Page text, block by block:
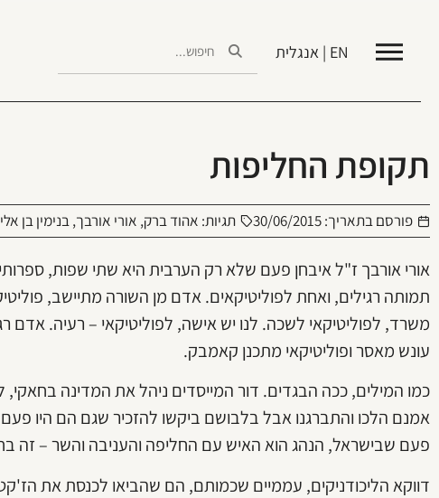
EN | אנגלית
תקופת החליפות
פורסם בתאריך:30/06/2015 תגיות: אהוד ברק, אורי אורבך,בנימין בן
אורי אורבך ז"ל איבחן פעם שלא רק הערבית היא שתי שפות,
תמותה רגילים, ואחת לפוליטיקאים. אדם מן השורה מתיישב,
משרד, לפוליטיקאי לשכה. לנו יש אישה, לפוליטיקאי – רעיה. אדם
עונש מאסר ופוליטיקאי מתכנן קאמבק.
כמו המילים, ככה הבגדים. דור המייסדים ניהל את המדינה בחאקי,
אמנם הלכו והתברגנו אבל בלבושם ביקשו להזכיר שגם הם היו פעם
פעם שבישראל, הנהג הוא האיש עם החליפה והעניבה והשר – זה
דווקא הליכודניקים, עממיים שכמותם, הם שהביאו לכנסת את הז'קט